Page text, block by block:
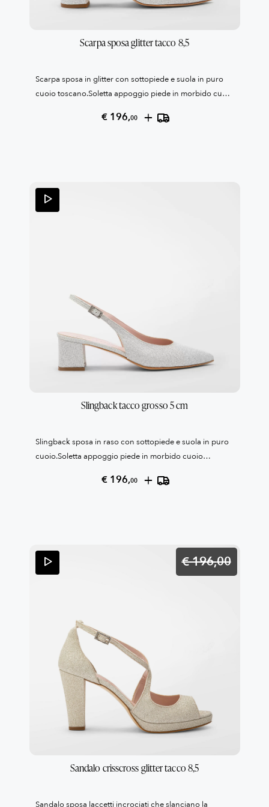
Scarpa sposa glitter tacco 8,5
Scarpa sposa in glitter con sottopiede e suola in puro
cuoio toscano.Soletta appoggio piede in morbido cuoio
caviglia.La fibbia è in strassCollezione Patrizia
€ 196,00 +
Slingback tacco grosso 5 cm
Slingback sposa in raso con sottopiede e suola in puro
cuoio.Soletta appoggio piede in morbido cuoio
strassCollezione Patrizia Cavalleri100% Made in Italy
€ 196,00 +
€ 196,00
Sandalo crisscross glitter tacco 8,5
Sandalo sposa laccetti incrociati che slanciano la